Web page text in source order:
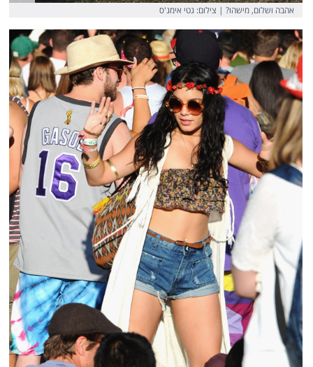
אהבה ושלום, מישהו? | צילום: גטי אימג'ס